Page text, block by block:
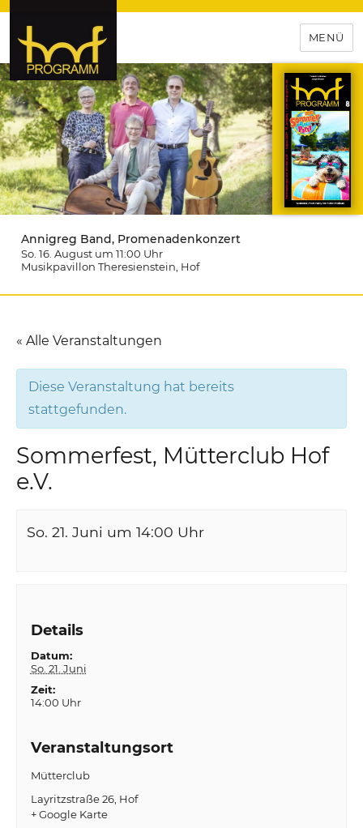
hof-programm – das
Veranstaltungsportal für
Hochfranken
MENÜ
Annigreg Band, Promenadenkonzert
So. 16. August um 11:00 Uhr
Musikpavillon Theresienstein , Hof
« Alle Veranstaltungen
Diese Veranstaltung hat bereits
stattgefunden.
Sommerfest, Mütterclub Hof
e.V.
So. 21. Juni um 14:00 Uhr
Details
Datum:
So. 21. Juni
Zeit:
14:00 Uhr
Veranstaltungsort
Mütterclub
Layritzstraße 26 Hof
+ Google Karte